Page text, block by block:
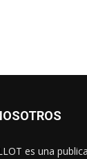
es una